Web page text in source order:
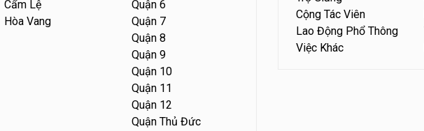
Cẩm Lệ
Hòa Vang
Quận 6
Quận 7
Quận 8
Quận 9
Quận 10
Quận 11
Quận 12
Quận Thủ Đức
Cộng Tác Viên
Lao Động Phổ Thông
Việc Khác